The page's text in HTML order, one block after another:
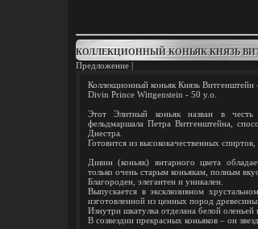
КОЛЛЕКЦИОННЫЙ КОНЬЯК КНЯЗЬ
Предложение |
Коллекционный коньяк Князь Витгенштейн
Divin Prince Wittgenstein - 50 y.o.
Этот Элитный коньяк назван в честь
фельдмаршала Петра Витгенштейна,
Днестра.
Готовится из высококачественных
Дивин (коньяк) янтарного цвета
только очень старым коньякам, полным
Благороден, элегантен и уникален.
Выпускается в эксклюзивном
изготовленной из ценных пород древесины.
Изнутри шкатулка отделана белой оленьей
В созвездии прекрасных коньяков – он